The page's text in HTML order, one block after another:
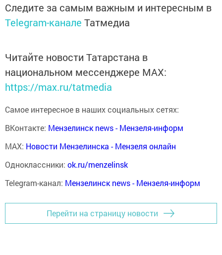
Следите за самым важным и интересным в
Telegram-канале Татмедиа
Читайте новости Татарстана в
национальном мессенджере MАХ:
https://max.ru/tatmedia
Самое интересное в наших социальных сетях:
ВКонтакте: Мензелинск news - Мензеля-информ
MAX: Новости Мензелинска - Мензеля онлайн
Одноклассники: ok.ru/menzelinsk
Telegram-канал: Мензелинск news - Мензеля-информ
Перейти на страницу новости